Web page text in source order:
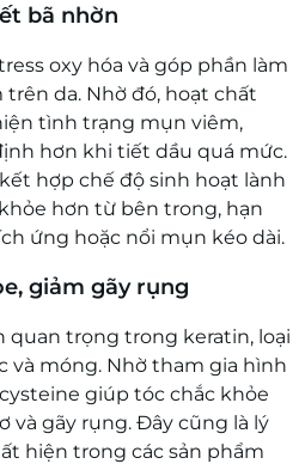
bã nhờn
oxy hóa và góp phần làm
da. Nhờ đó, hoạt chất
tình trạng mụn viêm,
hơn khi tiết dầu quá mức.
hợp chế độ sinh hoạt lành
hơn từ bên trong, hạn
ứng hoặc nổi mụn kéo dài.
giảm gãy rụng
quan trọng trong keratin, loại
và móng. Nhờ tham gia hình
giúp tóc chắc khỏe
và gãy rụng. Đây cũng là lý
hiện trong các sản phẩm